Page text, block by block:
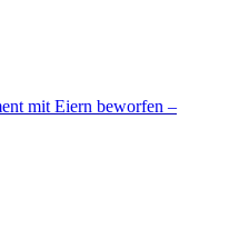
mit Eiern beworfen –